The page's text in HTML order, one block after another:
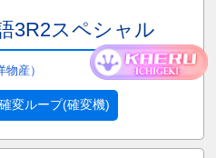
3R2スペシャル
産）
確変ループ(確変機)